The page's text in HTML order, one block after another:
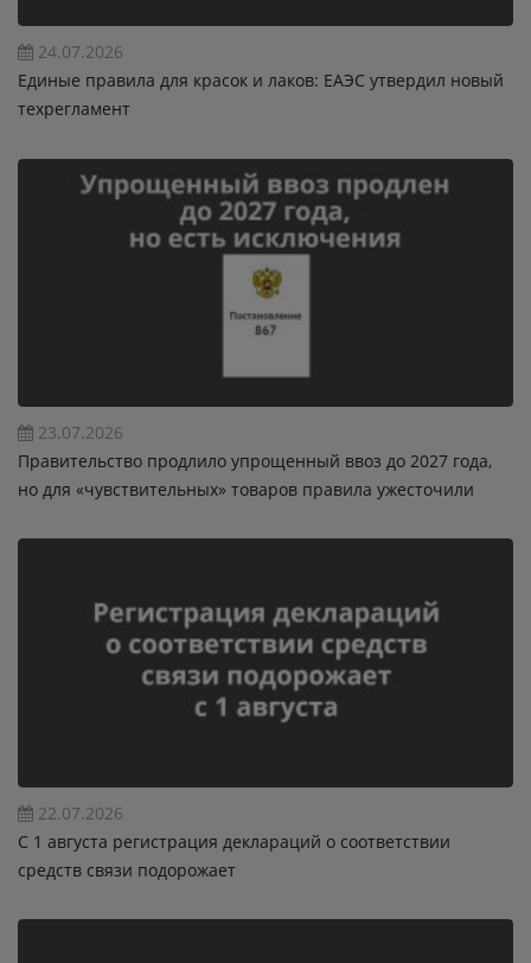
24.07.2026
Единые правила для красок и лаков: ЕАЭС утвердил новый
техрегламент
23.07.2026
Правительство продлило упрощенный ввоз до 2027 года,
но для «чувствительных» товаров правила ужесточили
22.07.2026
C 1 августа регистрация деклараций о соответствии
средств связи подорожает